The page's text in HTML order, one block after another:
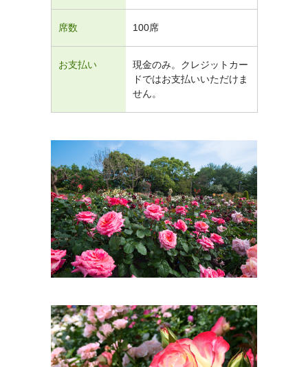
席数 100席
お支払い
現金のみ。クレジットカー
ドではお支払いいただけま
せん。